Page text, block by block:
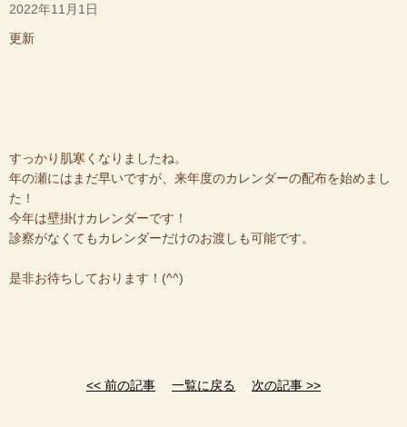
2022年11月1日
更新
すっかり肌寒くなりましたね。
年の瀬にはまだ早いですが、来年度のカレンダーの配布を始めまし
た！
今年は壁掛けカレンダーです！
診察がなくてもカレンダーだけのお渡しも可能です。
是非お待ちしております！(^^)
<< 前の記事 一覧に戻る 次の記事 >>